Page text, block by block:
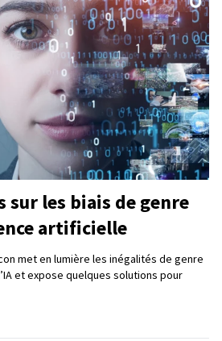
sur les biais de genre
artificielle
met en lumière les inégalités de genre
et expose quelques solutions pour